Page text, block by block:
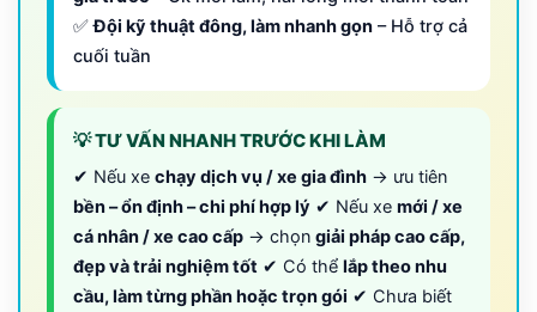
✅Đội kỹ thuật đông, làm nhanh gọn – Hỗ trợ cả
cuối tuần
💡 TƯ VẤN NHANH TRƯỚC KHI LÀM
✔ Nếu xe chạy dịch vụ / xe gia đình → ưu tiên
bền – ổn định – chi phí hợp lý ✔ Nếu xe mới / xe
cá nhân / xe cao cấp → chọn giải pháp cao cấp,
đẹp và trải nghiệm tốt ✔ Có thể lắp theo nhu
cầu, làm từng phần hoặc trọn gói ✔ Chưa biết